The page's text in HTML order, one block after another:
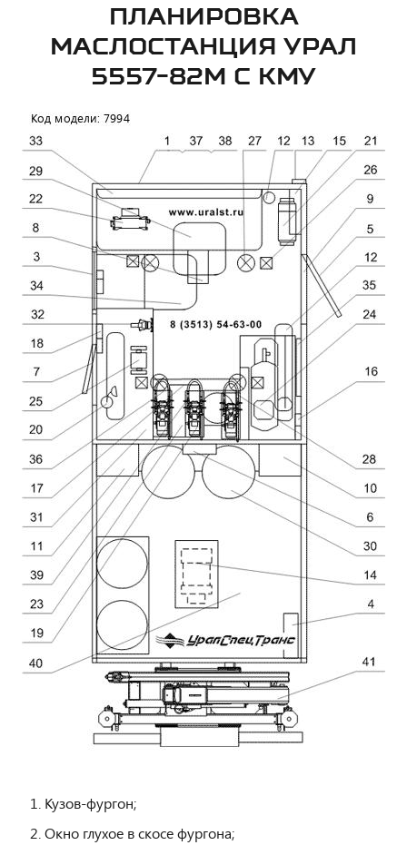
ПЛАНИРОВКА
МАСЛОСТАНЦИЯ УРАЛ
5557-82М С КМУ
Кузов-фургон;
Окно глухое в скосе фургона;